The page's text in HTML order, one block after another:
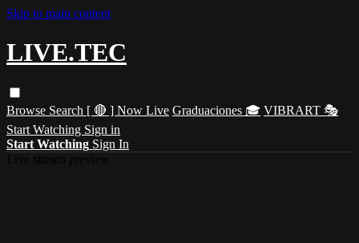
Skip to main content
LIVE.TEC
Browse Search [ 🔴 ] Now Live Graduaciones 🎓 VIBRART 🎭
Start Watching Sign in
Start Watching Sign In